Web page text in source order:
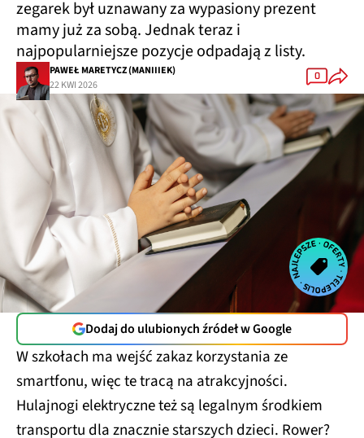
zegarek był uznawany za wypasiony prezent
mamy już za sobą. Jednak teraz i
najpopularniejsze pozycje odpadają z listy.
PAWEŁ MARETYCZ (MANIIIEK)
22 KWI 2026
0
Dodaj do ulubionych źródeł w Google
W szkołach ma wejść zakaz korzystania ze
smartfonu, więc te tracą na atrakcyjności.
Hulajnogi elektryczne też są legalnym środkiem
transportu dla znacznie starszych dzieci. Rower?